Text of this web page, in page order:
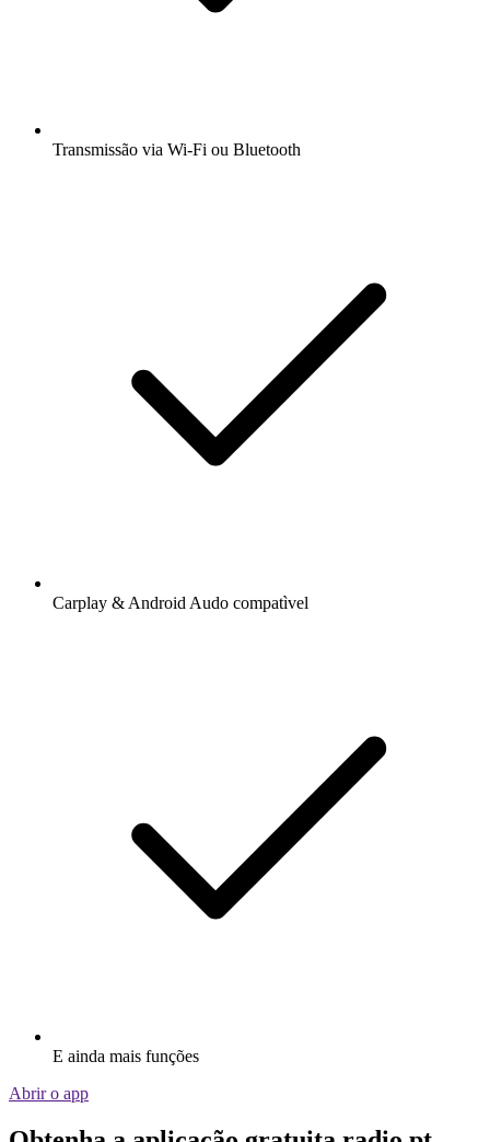
Transmissão via Wi-Fi ou Bluetooth
Carplay & Android Audo compatìvel
E ainda mais funções
Abrir o app